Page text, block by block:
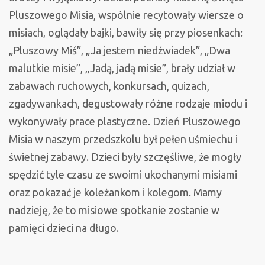
Pluszowego Misia, wspólnie recytowały wiersze o
misiach, oglądały bajki, bawiły się przy piosenkach:
„Pluszowy Miś”, „Ja jestem niedźwiadek”, „Dwa
malutkie misie”, „Jadą, jadą misie”, brały udział w
zabawach ruchowych, konkursach, quizach,
zgadywankach, degustowały różne rodzaje miodu i
wykonywały prace plastyczne. Dzień Pluszowego
Misia w naszym przedszkolu był pełen uśmiechu i
świetnej zabawy. Dzieci były szczęśliwe, że mogły
spędzić tyle czasu ze swoimi ukochanymi misiami
oraz pokazać je koleżankom i kolegom. Mamy
nadzieję, że to misiowe spotkanie zostanie w
pamięci dzieci na długo.